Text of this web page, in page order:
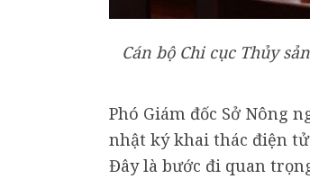
Cán bộ Chi cục Thủy
Phó Giám đốc Sở Nông
nhật ký khai thác điện
Đây là bước đi quan